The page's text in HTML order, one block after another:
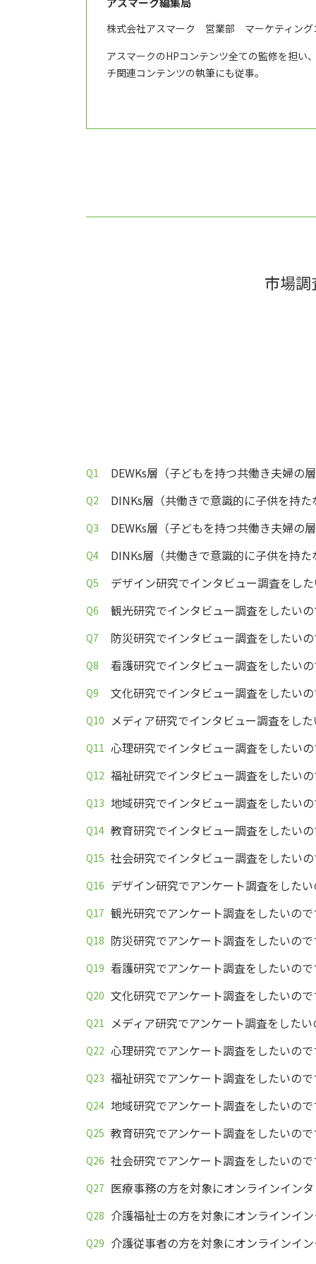
株式会社アスマーク 営業部 マーケティング
アスマークのHPコンテンツ全ての監修を担い
チ関連コンテンツの執筆にも従事。
市場
DEWKs層（子どもを持つ共働き夫婦の
DINKs層（共働きで意識的に子供を持
DEWKs層（子どもを持つ共働き夫婦の
DINKs層（共働きで意識的に子供を持
デザイン研究でインタビュー調査をし
観光研究でインタビュー調査をしたい
防災研究でインタビュー調査をしたい
看護研究でインタビュー調査をしたい
文化研究でインタビュー調査をしたい
メディア研究でインタビュー調査をし
心理研究でインタビュー調査をしたい
福祉研究でインタビュー調査をしたい
地域研究でインタビュー調査をしたい
教育研究でインタビュー調査をしたい
社会研究でインタビュー調査をしたい
デザイン研究でアンケート調査をした
観光研究でアンケート調査をしたいの
防災研究でアンケート調査をしたいの
看護研究でアンケート調査をしたいの
文化研究でアンケート調査をしたいの
メディア研究でアンケート調査をした
心理研究でアンケート調査をしたいの
福祉研究でアンケート調査をしたいの
地域研究でアンケート調査をしたいの
教育研究でアンケート調査をしたいの
社会研究でアンケート調査をしたいの
医療事務の方を対象にオンラインイン
介護福祉士の方を対象にオンラインイ
介護従事者の方を対象にオンラインイ